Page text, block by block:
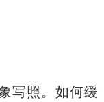
写照。如何缓